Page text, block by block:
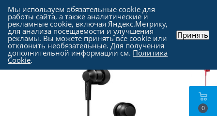
Каталог - Периферия - Наушники и гарнитуры
0
Мы используем обязательные cookie для
работы сайта, а также аналитические и
рекламные cookie, включая Яндекс.Метрику,
для анализа посещаемости и улучшения
рекламы. Вы можете принять все cookie или
отклонить необязательные. Для получения
дополнительной информации см. Политика
Cookie.
Принять